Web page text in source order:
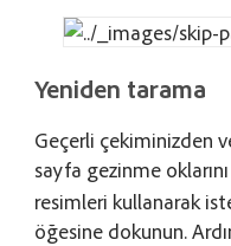
Yeniden tarama
Geçerli çekiminizden
sayfa gezinme
resimleri kullanarak
öğesine dokunun.